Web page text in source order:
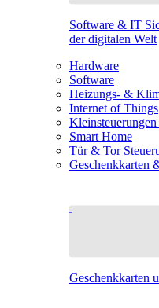
Software & IT
der digitalen Welt
Hardware
Software
Heizungs- &
Internet of Things
Kleinsteuerungen
Smart Home
Tür & Tor
Geschenkkarten
Geschenkkarten